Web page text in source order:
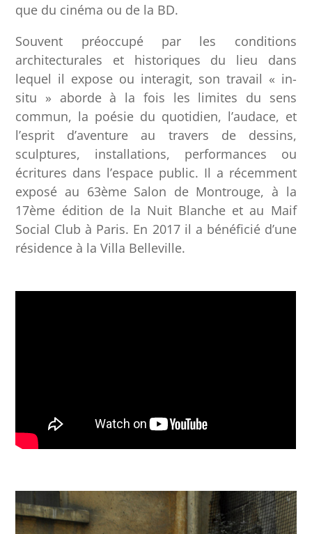
que du cinéma ou de la BD.
Souvent préoccupé par les conditions
architecturales et historiques du lieu dans
lequel il expose ou interagit, son travail « in-
situ » aborde à la fois les limites du sens
commun, la poésie du quotidien, l’audace, et
l’esprit d’aventure au travers de dessins,
sculptures, installations, performances ou
écritures dans l’espace public. Il a récemment
exposé au 63ème Salon de Montrouge, à la
17ème édition de la Nuit Blanche et au Maif
Social Club à Paris. En 2017 il a bénéficié d’une
résidence à la Villa Belleville.